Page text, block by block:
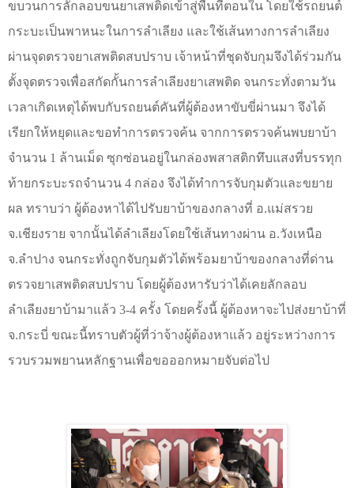
ขบวนการลักลอบขนยาเสพติดเข้าสู่พื้นที่ตอนใน โดยใช้รถยนต์
กระบะเป็นพาหนะในการลำเลียง และใช้เส้นทางการลำเลียง
ผ่านจุดตรวจยาเสพติดสบปราบ เจ้าหน้าที่ชุดจับกุมจึงได้ร่วมกัน
ตั้งจุดตรวจเพื่อสกัดกั้นการลำเลียงยาเสพติด จนกระทั่งตามวัน
เวลาเกิดเหตุได้พบกับรถยนต์คันที่ผู้ต้องหาขับขี่ผ่านมา จึงได้
เรียกให้หยุดและขอทำการตรวจค้น จากการตรวจค้นพบยาบ้า
จำนวน 1 ล้านเม็ด ซุกซ่อนอยู่ในกล่องพสาสติกทึบแสงที่บรรทุก
ท้ายกระบะรถจำนวน 4 กล่อง จึงได้ทำการจับกุมตัวและขยาย
ผล ทราบว่า ผู้ต้องหาได้ไปรับยาบ้าของกลางที่ อ.แม่สรวย
จ.เชียงราย จากนั้นได้ลำเลียงโดยใช้เส้นทางผ่าน อ.วังเหนือ
จ.ลำปาง จนกระทั่งถูกจับกุมตัวได้พร้อมยาบ้าของกลางที่ด่าน
ตรวจยาเสพติดสบปราบ โดยผู้ต้องหารับว่าได้เคยลักลอบ
ลำเลียงยาบ้ามาแล้ว 3-4 ครั้ง โดยครั้งนี้ ผู้ต้องหาจะไปส่งยาบ้าที่
จ.กระบี่ ขณะนี้ทราบตัวผู้ที่ว่าจ้างผู้ต้องหาแล้ว อยู่ระหว่างการ
รวบรวมพยานหลักฐานเพื่อขอออกหมายจับต่อไป